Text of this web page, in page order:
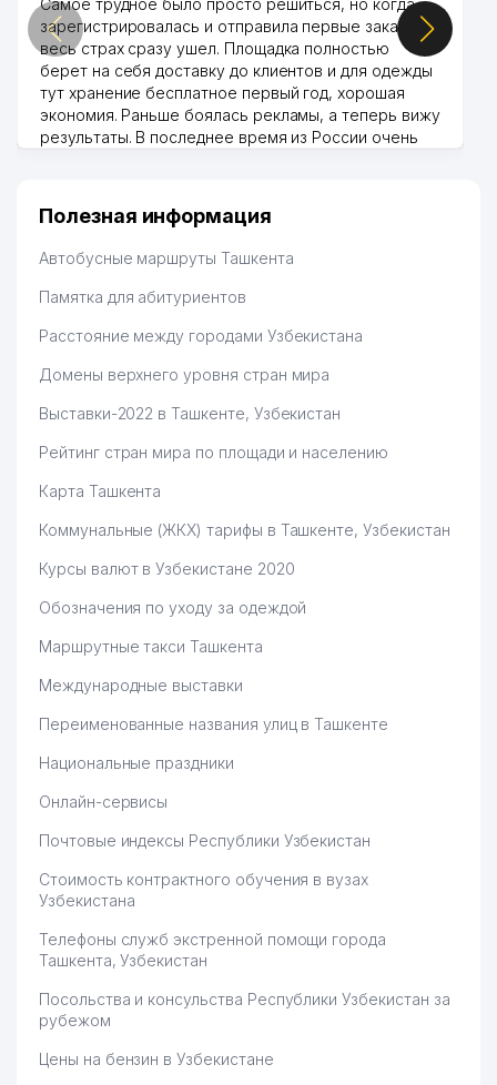
Самое трудное было просто решиться, но когда
зарегистрировалась и отправила первые заказы,
весь страх сразу ушел. Площадка полностью
берет на себя доставку до клиентов и для одежды
тут хранение бесплатное первый год, хорошая
экономия. Раньше боялась рекламы, а теперь вижу
результаты. В последнее время из России очень
Hamida 03.08.2026 12:45:39
Полезная информация
Автобусные маршруты Ташкента
Памятка для абитуриентов
Расстояние между городами Узбекистана
Домены верхнего уровня стран мира
Выставки-2022 в Ташкенте, Узбекистан
Рейтинг стран мира по площади и населению
Карта Ташкента
Коммунальные (ЖКХ) тарифы в Ташкенте, Узбекистан
Курсы валют в Узбекистане 2020
Обозначения по уходу за одеждой
Маршрутные такси Ташкента
Международные выставки
Переименованные названия улиц в Ташкенте
Национальные праздники
Онлайн-сервисы
Почтовые индексы Республики Узбекистан
Стоимость контрактного обучения в вузах
Узбекистана
Телефоны служб экстренной помощи города
Ташкента, Узбекистан
Посольства и консульства Республики Узбекистан за
рубежом
Цены на бензин в Узбекистане